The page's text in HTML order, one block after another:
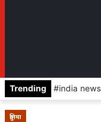
Trending india news
दुनिया